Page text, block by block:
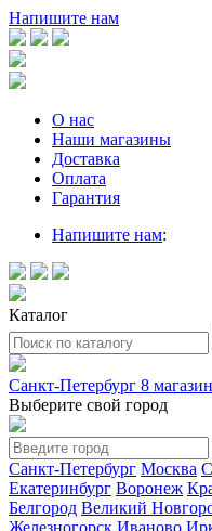
Напишите нам
О нас
Наши магазины
Доставка
Оплата
Гарантия
Напишите нам:
Каталог
Санкт-Петербург 8
Выберите свой город
Санкт-Петербург Москва
Екатеринбург Воронеж
Белгород Великий
Железногорск Иваново